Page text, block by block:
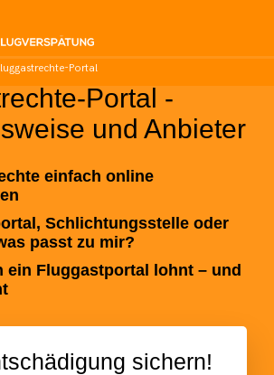
Portal
Portal -
und Anbieter
einfach online
Schlichtungsstelle oder
passt zu mir?
ein Fluggastportal lohnt – und
sichern!